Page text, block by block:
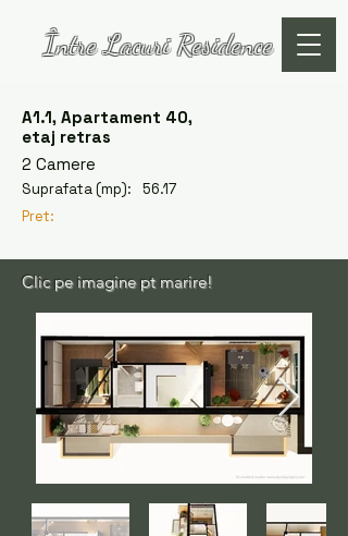
Între Lacuri Residence
A1.1, Apartament 40,
etaj retras
2 Camere
Suprafata (mp):
56.17
Pret:
Clic pe imagine pt marire!